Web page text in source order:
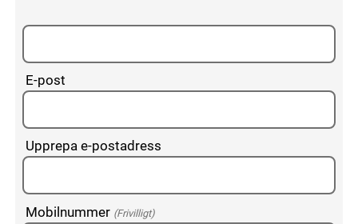
E-post
Upprepa e-postadress
Mobilnummer (Frivilligt)